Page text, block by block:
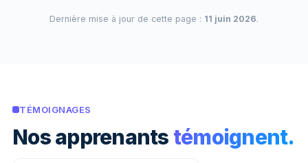
Dernière mise à jour de cette page : 11 juin 2026.
TÉMOIGNAGES
Nos apprenants témoignent.